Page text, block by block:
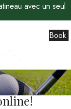
avec un seul
Book